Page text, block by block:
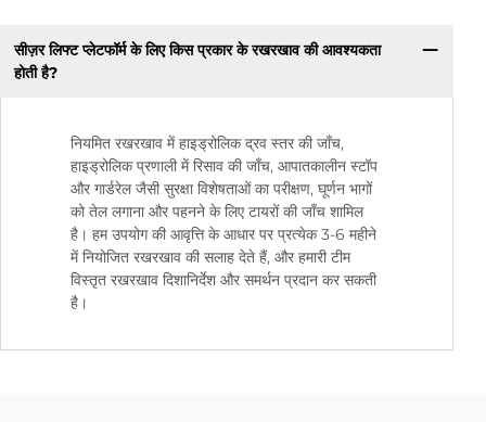
सीज़र लिफ्ट प्लेटफॉर्म के लिए किस प्रकार के रखरखाव की आवश्यकता
होती है?
नियमित रखरखाव में हाइड्रोलिक द्रव स्तर की जाँच,
हाइड्रोलिक प्रणाली में रिसाव की जाँच, आपातकालीन स्टॉप
और गार्डरेल जैसी सुरक्षा विशेषताओं का परीक्षण, घूर्णन भागों
को तेल लगाना और पहनने के लिए टायरों की जाँच शामिल
है। हम उपयोग की आवृत्ति के आधार पर प्रत्येक 3-6 महीने
में नियोजित रखरखाव की सलाह देते हैं, और हमारी टीम
विस्तृत रखरखाव दिशानिर्देश और समर्थन प्रदान कर सकती
है।